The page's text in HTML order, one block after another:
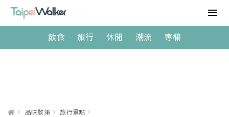
飲食 旅行 休閒 潮流 專欄
> 品味散策 > 旅行景點 >